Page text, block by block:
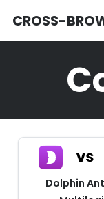
CROSS-
Dolphin